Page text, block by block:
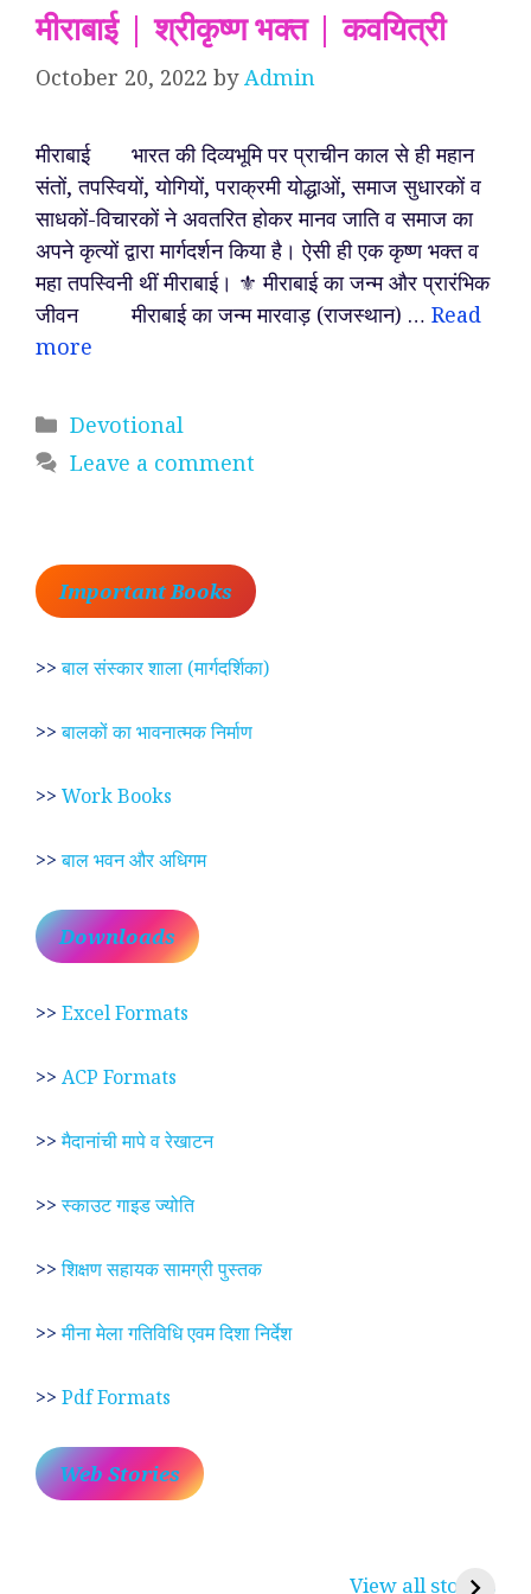
मीराबाई | श्रीकृष्ण भक्त | कवयित्री
October 20, 2022 byAdmin
मीराबाई भारत की दिव्यभूमि पर प्राचीन काल से ही महान
संतों, तपस्वियों, योगियों, पराक्रमी योद्धाओं, समाज सुधारकों व
साधकों-विचारकों ने अवतरित होकर मानव जाति व समाज का
अपने कृत्यों द्वारा मार्गदर्शन किया है। ऐसी ही एक कृष्ण भक्त व
महा तपस्विनी थीं मीराबाई। ⚜️ मीराबाई का जन्म और प्रारंभिक
जीवन मीराबाई का जन्म मारवाड़ (राजस्थान) … Read
more
Categories
Devotional
Leave a comment
Important Books
>>बाल संस्कार शाला (मार्गदर्शिका)
>>बालकों का भावनात्मक निर्माण
>> Work Books
>>बाल भवन और अधिगम
Downloads
>> Excel Formats
>> ACP Formats
>>मैदानांची मापे व रेखाटन
>>स्काउट गाइड ज्योति
>>शिक्षण सहायक सामग्री पुस्तक
>>मीना मेला गतिविधि एवम दिशा निर्देश
>> Pdf Formats
Web Stories
View all stories
रामसा पीर, रुणेचा रा